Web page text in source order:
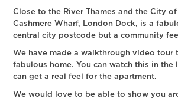
Close to the River Thames and the City
Cashmere Wharf, London Dock, is a
central city postcode but a community
We have made a walkthrough video tour
fabulous home. You can watch this in the
can get a real feel for the apartment.
We would love to be able to show you